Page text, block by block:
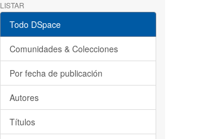
LISTAR
Todo DSpace
Comunidades & Colecciones
Por fecha de publicación
Autores
Títulos